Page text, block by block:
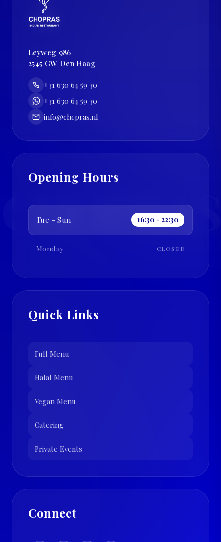
CHOPRAS
Leyweg 986
2545 GW Den Haag
+31 630 64 59 30
+31 630 64 59 30
info@chopras.nl
Opening Hours
Tue - Sun 16:30 - 22:30
Monday CLOSED
Quick Links
Full Menu
Halal Menu
Vegan Menu
Catering
Private Events
Connect